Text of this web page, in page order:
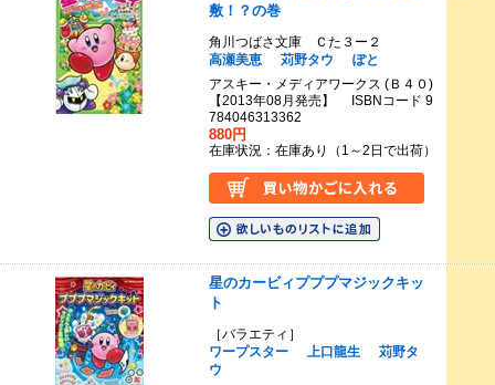
敷！？の巻
角川つばさ文庫 Ｃた３ー２
高瀬美恵
苅野タウ
ぽと
アスキー・メディアワークス (Ｂ４０)
【2013年08月発売】 ISBNコード 9
784046313362
880円
在庫状況：在庫あり（1～2日で出荷）
星のカービィプププマジックキッ
ト
［バラエティ］
ワープスター
上口龍生
苅野タ
ウ